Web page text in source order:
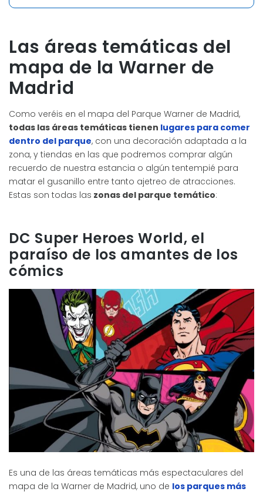
Las áreas temáticas del
mapa de la Warner de
Madrid
Como veréis en el mapa del Parque Warner de Madrid,
todas las áreas temáticas tienen lugares para comer
dentro del parque, con una decoración adaptada a la
zona, y tiendas en las que podremos comprar algún
recuerdo de nuestra estancia o algún tentempié para
matar el gusanillo entre tanto ajetreo de atracciones.
Estas son todas las zonas del parque temático:
DC Super Heroes World, el
paraíso de los amantes de los
cómics
Es una de las áreas temáticas más espectaculares del
mapa de la Warner de Madrid, uno de los parques más